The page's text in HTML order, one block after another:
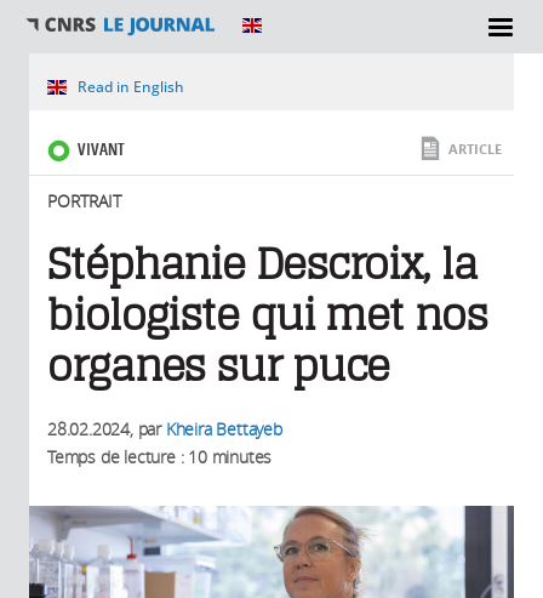
SECTIONS
Vous êtes ici
Read in English
VIVANT
PORTRAIT
ARTICLE
Stéphanie Descroix, la
biologiste qui met nos
organes sur puce
28.02.2024, par Kheira Bettayeb
Temps de lecture : 10 minutes